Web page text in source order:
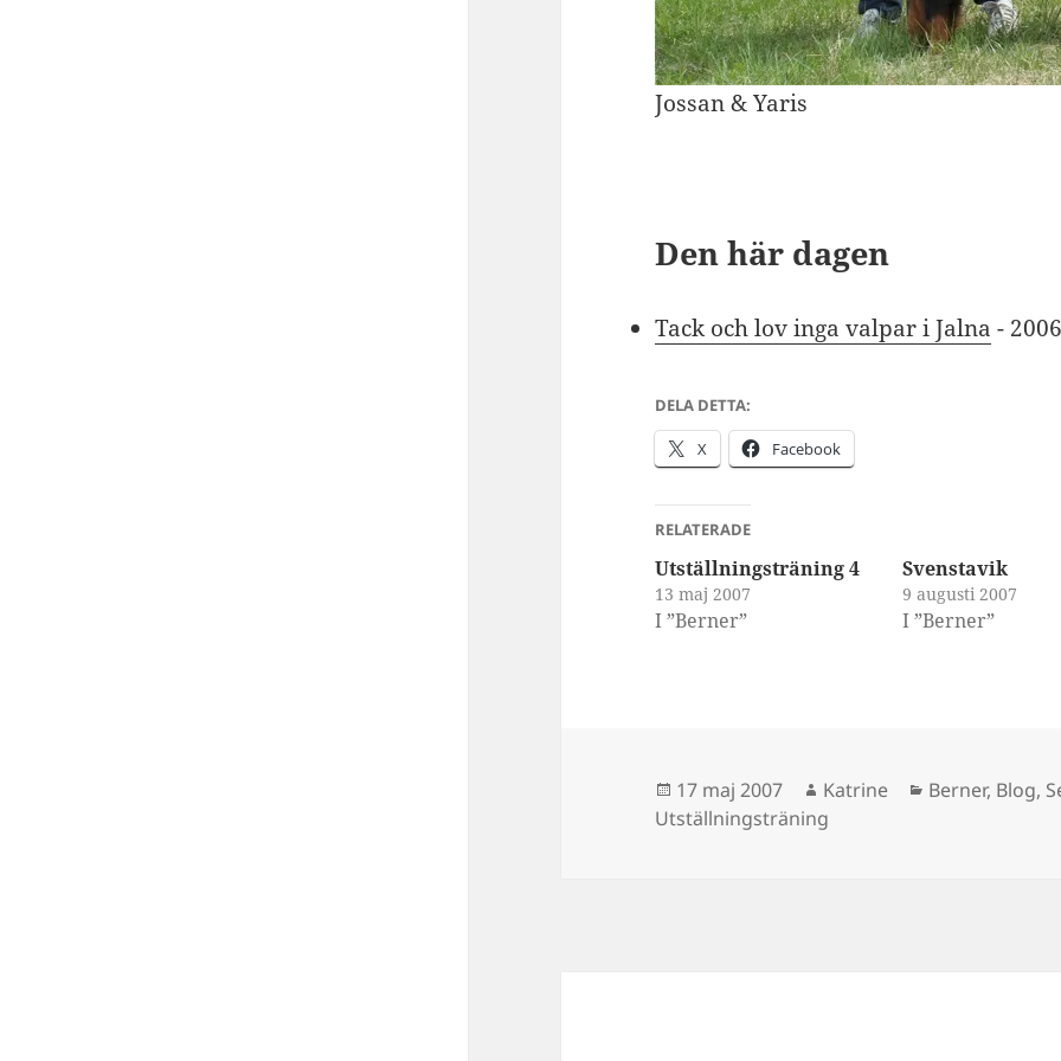
Jossan & Yaris
Den här dagen
Tack och lov inga valpar i Jalna -
DELA DETTA:
X Facebook
RELATERADE
Utställningsträning 4
13 maj 2007
I ”Berner”
Svenstavik
9 augusti 2007
I ”Berner”
Postat
17 maj 2007 Författare
Katrine Kategorier
Berner, Blog,
Utställningsträning